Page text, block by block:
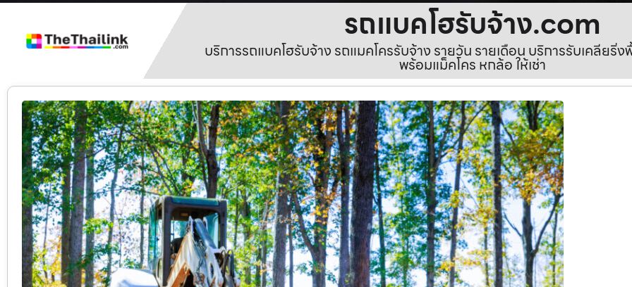
รถแบคโฮรับจ้าง.com
บริการรถแบคโฮรับจ้าง รถแมคโครรับจ้าง รายวัน รายเดือน บริการรับเคลีย
พร้อมแม็คโคร หกล้อ ให้เช่า